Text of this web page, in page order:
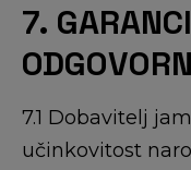
7.
7.1 Dobavitelj
učinkovitost